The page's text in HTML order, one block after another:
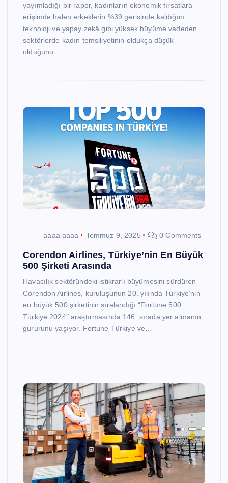
yayımladığı bir rapor, kadınların ekonomik fırsatlara
erişimde halen erkeklerin %39 gerisinde kaldığını,
teknoloji ve yapay zekâ gibi yüksek büyüme vadeden
sektörlerde kadın temsiliyetinin oldukça düşük
olduğunu…
aaaa aaaa Temmuz 9, 2025 0 Comments
Corendon Airlines, Türkiye’nin En Büyük
500 Şirketi Arasında
Havacılık sektöründeki istikrarlı büyümesini sürdüren
Corendon Airlines, kuruluşunun 20. yılında Türkiye’nin
en büyük 500 şirketinin sıralandığı “Fortune 500
Türkiye 2024″ araştırmasında 146. sırada yer almanın
gururunu yaşıyor. Fortune Türkiye ve…